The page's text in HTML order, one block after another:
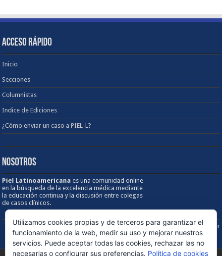
ACCESO RÁPIDO
Inicio
Secciones
Columnistas
Indice de Ediciones
¿Cómo enviar un caso a PIEL-L?
NOSOTROS
Piel Latinoamericanaes una comunidad online
en la búsqueda de la excelencia médica mediante
la educación continua y la discusión entre colegas
de casos clínicos.
Sobre los Derechos de Autor / Disclaimer
Utilizamos cookies propias y de terceros para garantizar el
funcionamiento de la web, medir su uso y mejorar nuestros
servicios. Puede aceptar todas las cookies, rechazar las no
necesarias o configurar sus preferencias. Política de cookies